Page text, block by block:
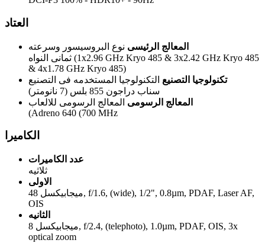
العتاد
المعالج الرئيسى نوع البروسيسور وسرعته
ثمانى النواه (1x2.96 GHz Kryo 485 & 3x2.42 GHz Kryo 485
& 4x1.78 GHz Kryo 485)
تكنولوجيا التصنيع التكنولوجيا المستخدمه فى التصنيع
سناب دراجون 855 بلس (7 نانومتر)
المعالج الرسومى المعالج الرسومى للالعاب
(Adreno 640 (700 MHz
الكاميرا
عدد الكاميرات
ثلاثيه
الاولى
48 ميجابيكسل, f/1.6, (wide), 1/2", 0.8µm, PDAF, Laser AF,
OIS
الثانيه
8 ميجابيكسل, f/2.4, (telephoto), 1.0µm, PDAF, OIS, 3x
optical zoom